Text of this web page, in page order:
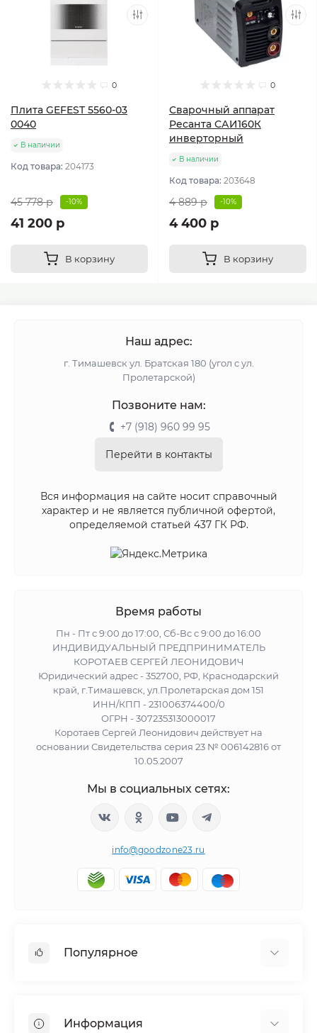
0
Плита GEFEST 5560-03
0040
В наличии
Код товара: 204173
45 778 р -10%
41 200 р
В корзину
0
Сварочный аппарат
Ресанта САИ160К
инверторный
В наличии
Код товара: 203648
4 889 р -10%
4 400 р
В корзину
Наш адрес:
г. Тимашевск ул. Братская 180 (угол с ул.
Пролетарской)
Позвоните нам:
+7 (918) 960 99 95
Перейти в контакты
Вся информация на сайте носит справочный
характер и не является публичной офертой,
определяемой статьей 437 ГК РФ.
Время работы
Пн - Пт с 9:00 до 17:00, Сб-Вс с 9:00 до 16:00
ИНДИВИДУАЛЬНЫЙ ПРЕДПРИНИМАТЕЛЬ
КОРОТАЕВ СЕРГЕЙ ЛЕОНИДОВИЧ
Юридический адрес - 352700, РФ, Краснодарский
край, г.Тимашевск, ул.Пролетарская дом 151
ИНН/КПП - 231006374400/0
ОГРН - 307235313000017
Коротаев Сергей Леонидович действует на
основании Свидетельства серия 23 № 006142816 от
10.05.2007
Мы в социальных сетях:
info@goodzone23.ru
Популярное
Информация